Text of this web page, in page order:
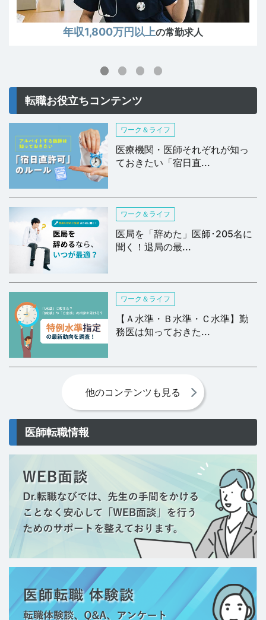
アレルギー専門医
小児外科専門医
小児神経科専門医
皮膚科専門医
泌尿器科専門医
乳腺専門医
産婦人科専門医
眼科専門医
耳鼻咽喉科専門医
麻酔科専門医
精神科専門医
心身医学専門医
消化器内視鏡専門医
気管支鏡専門医
放射線治療専門医
病理専門医
訪問診療の常勤求人
転職お役立ちコンテンツ
ワーク＆ライフ
医療機関・医師それぞれが知っ
ておきたい「宿日直...
ワーク＆ライフ
医局を「辞めた」医師･205名に
聞く！退局の最...
ワーク＆ライフ
【Ａ水準・Ｂ水準・Ｃ水準】勤
務医は知っておきた...
他のコンテンツも見る
医師転職情報